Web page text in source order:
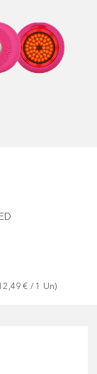
€ / 1 Un)